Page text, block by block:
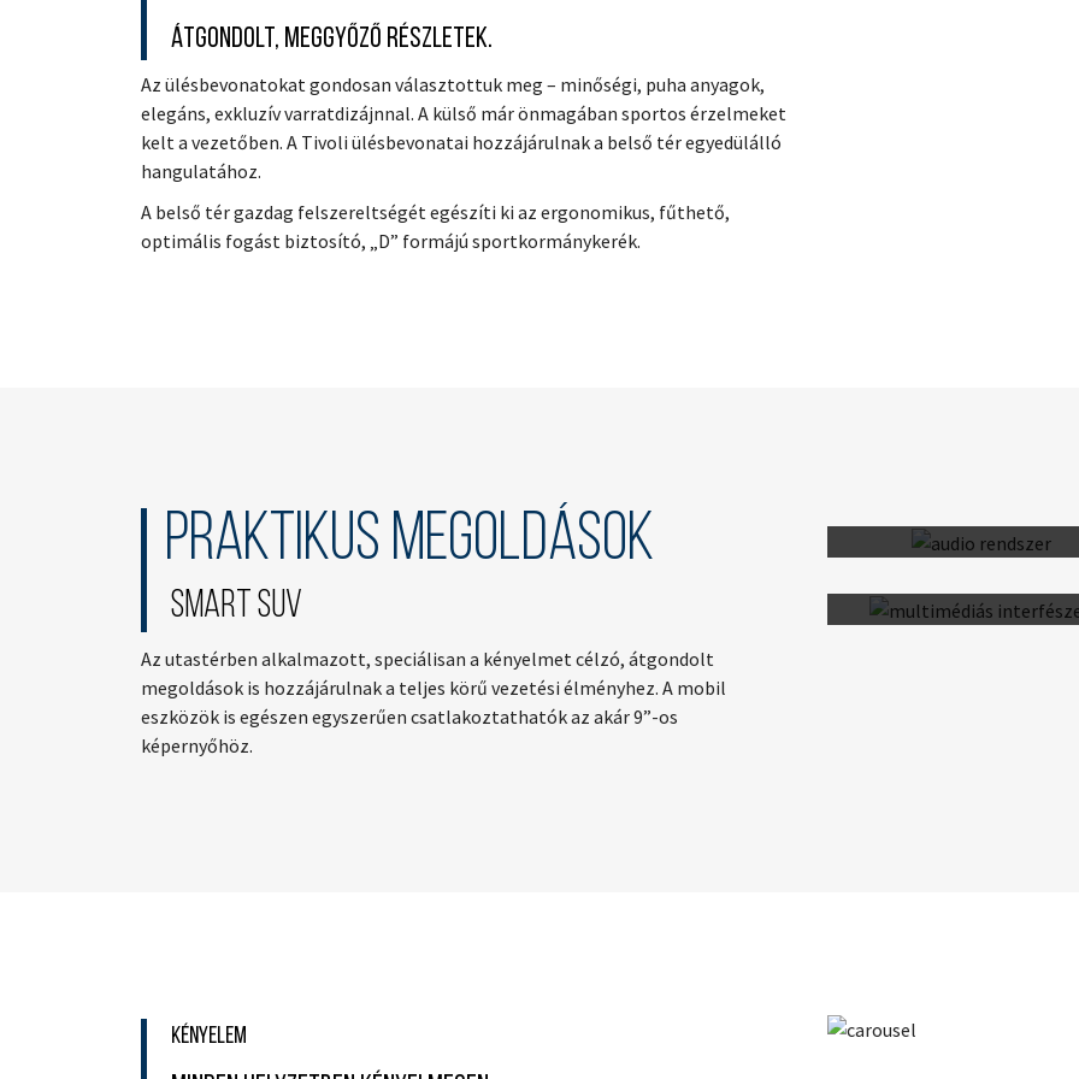
Átgondolt, meggyőző részletek.
Az ülésbevonatokat gondosan választottuk meg – minőségi, puha anyagok,
elegáns, exkluzív varratdizájnnal. A külső már önmagában sportos érzelmeket
kelt a vezetőben. A Tivoli ülésbevonatai hozzájárulnak a belső tér egyedülálló
hangulatához.
A belső tér gazdag felszereltségét egészíti ki az ergonomikus, fűthető,
optimális fogást biztosító, „D” formájú sportkormánykerék.
Praktikus megoldások
Smart SUV
Az utastérben alkalmazott, speciálisan a kényelmet célzó, átgondolt
megoldások is hozzájárulnak a teljes körű vezetési élményhez. A mobil
eszközök is egészen egyszerűen csatlakoztathatók az akár 9”-os
képernyőhöz.
9”-es navigációs
Kényelem